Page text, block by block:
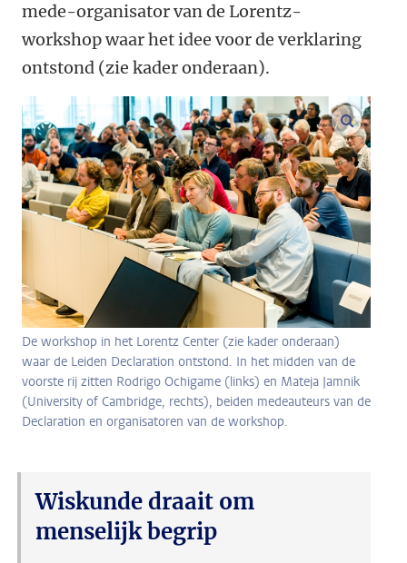
mede-organisator van de Lorentz-
workshop waar het idee voor de verklaring
ontstond (zie kader onderaan).
De workshop in het Lorentz Center (zie kader onderaan)
waar de Leiden Declaration ontstond. In het midden van de
voorste rij zitten Rodrigo Ochigame (links) en Mateja Jamnik
(University of Cambridge, rechts), beiden medeauteurs van de
Declaration en organisatoren van de workshop.
Wiskunde draait om
menselijk begrip